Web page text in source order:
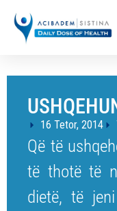
16 Tetor, 2014
Që të
të thotë të
dietë, të